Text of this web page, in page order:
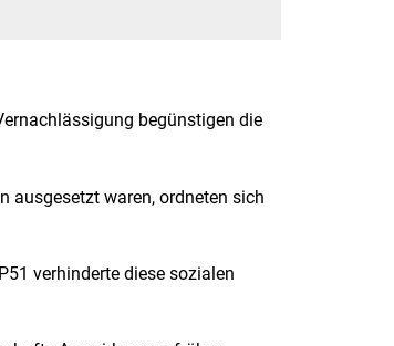
begünstigen die
ausgesetzt waren, ordneten sich
verhinderte diese sozialen